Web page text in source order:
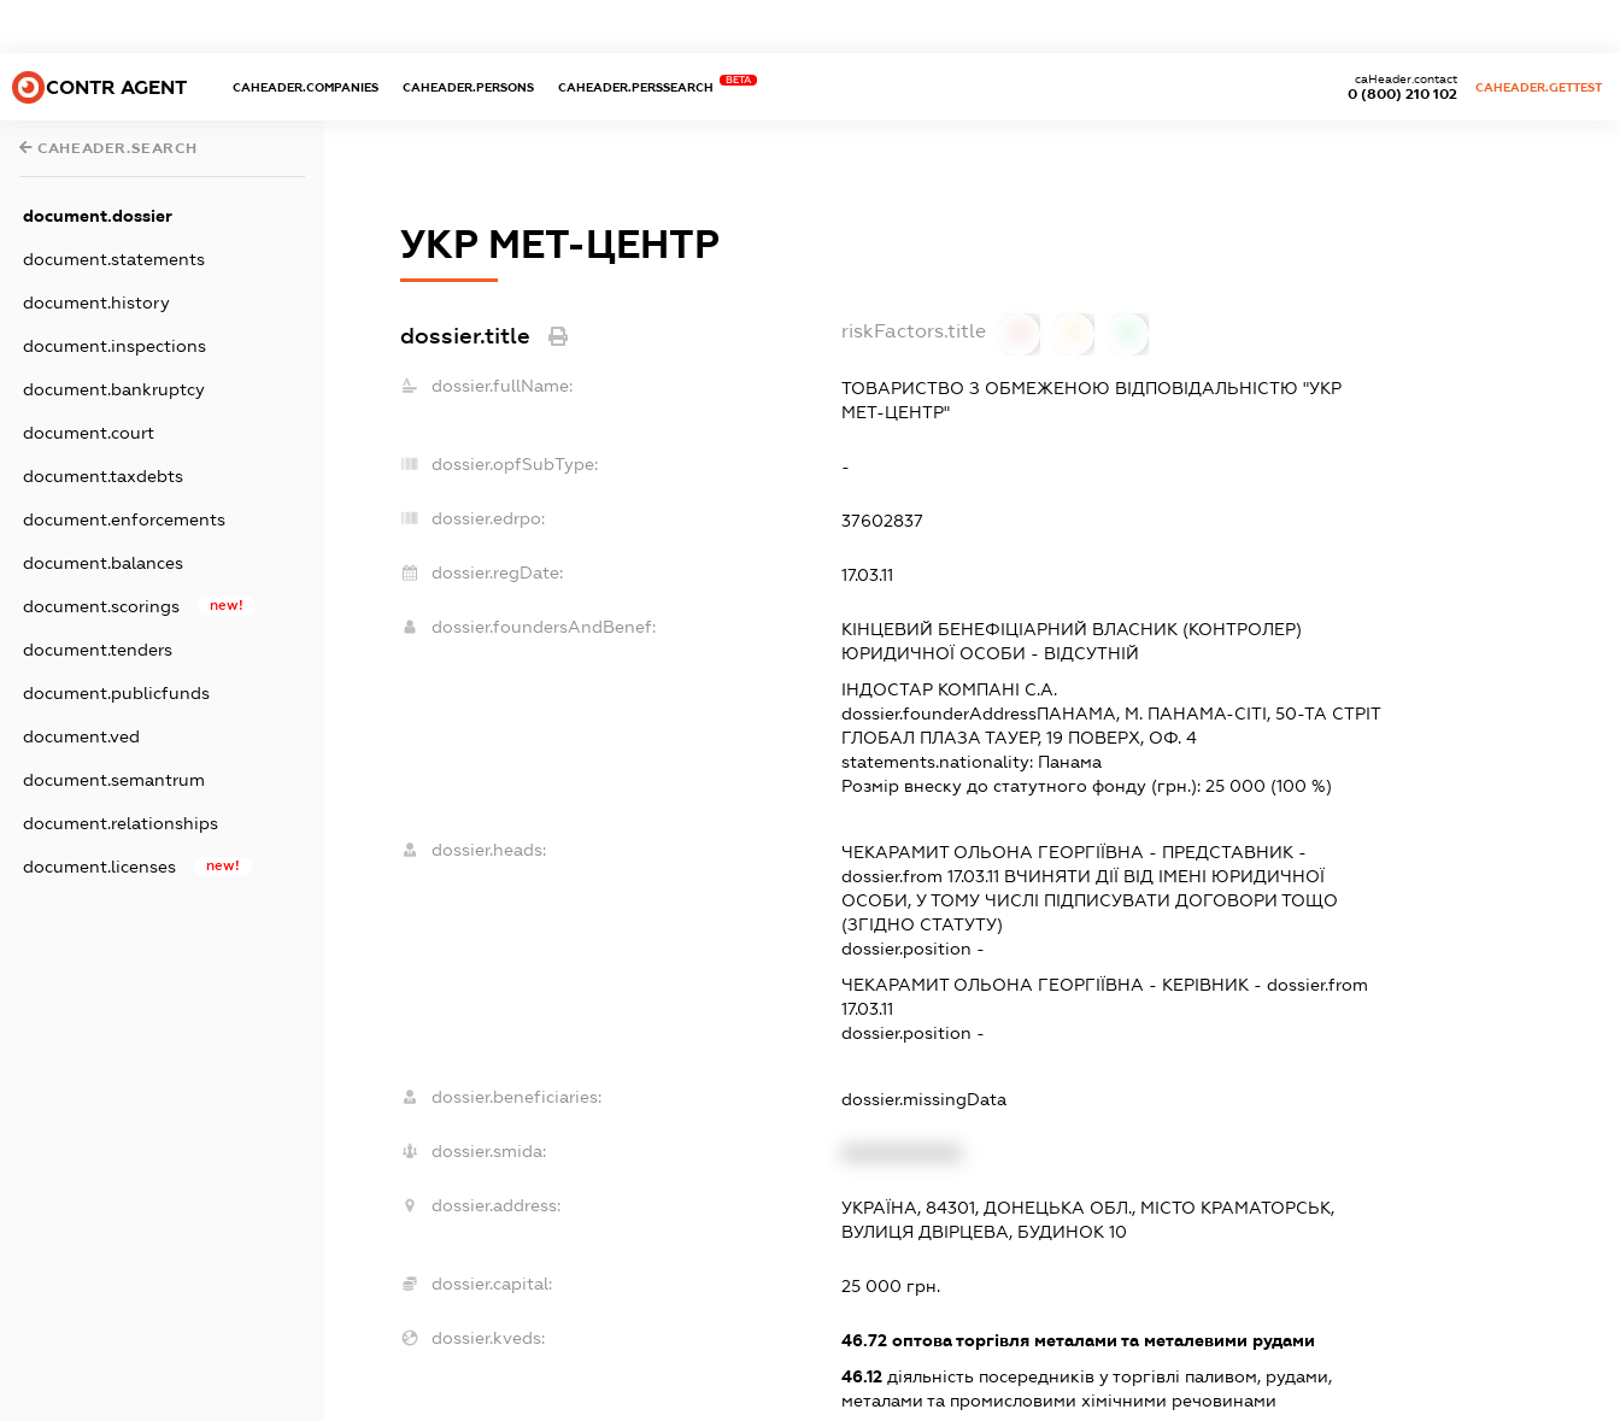
CONTR AGENT CAHEADER.COMPANIES CAHEADER.PERSONS CAHEADER.PERSSEARCH
BETA
0 (800) 210 102
caHeader.contact
CAHEADER.GETTEST
CAHEADER.SEARCH
document.dossier
document.statements
document.history
document.inspections
document.bankruptcy
document.court
document.taxdebts
document.enforcements
document.balances
document.scorings new!
document.tenders
document.publicfunds
document.ved
document.semantrum
document.relationships
document.licenses new!
УКР МЕТ-ЦЕНТР
dossier.title riskFactors.title
dossier.fullName:
ТОВАРИСТВО З ОБМЕЖЕНОЮ ВІДПОВІДАЛЬНІСТЮ "УКР
МЕТ-ЦЕНТР"
dossier.opfSubType: -
dossier.edrpo: 37602837
dossier.regDate: 17.03.11
dossier.foundersAndBenef:
КІНЦЕВИЙ БЕНЕФІЦІАРНИЙ ВЛАСНИК (КОНТРОЛЕР)
ЮРИДИЧНОЇ ОСОБИ - ВІДСУТНІЙ
ІНДОСТАР КОМПАНІ С.А.
dossier.founderAddressПАНАМА, М. ПАНАМА-СІТІ, 50-ТА СТРІТ
ГЛОБАЛ ПЛАЗА ТАУЕР, 19 ПОВЕРХ, ОФ. 4
statements.nationality: Панама
Розмір внеску до статутного фонду (грн.):25 000 (100 %)
dossier.heads: ЧЕКАРАМИТ ОЛЬОНА ГЕОРГІЇВНА - ПРЕДСТАВНИК -
dossier.from 17.03.11 ВЧИНЯТИ ДІЇ ВІД ІМЕНІ ЮРИДИЧНОЇ
ОСОБИ, У ТОМУ ЧИСЛІ ПІДПИСУВАТИ ДОГОВОРИ ТОЩО
(ЗГІДНО СТАТУТУ)
dossier.position -
ЧЕКАРАМИТ ОЛЬОНА ГЕОРГІЇВНА - КЕРІВНИК - dossier.from
17.03.11
dossier.position -
dossier.beneficiaries: dossier.missingData
dossier.smida:
dossier.address:
УКРАЇНА, 84301, ДОНЕЦЬКА ОБЛ., МІСТО КРАМАТОРСЬК,
ВУЛИЦЯ ДВІРЦЕВА, БУДИНОК 10
dossier.capital: 25 000 грн.
dossier.kveds: 46.72 оптова торгівля металами та металевими рудами
46.12 діяльність посередників у торгівлі паливом, рудами,
металами та промисловими хімічними речовинами